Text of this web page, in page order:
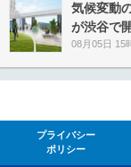
気候変動
が渋谷で
08月05日 15
プライバシー
ポリシー